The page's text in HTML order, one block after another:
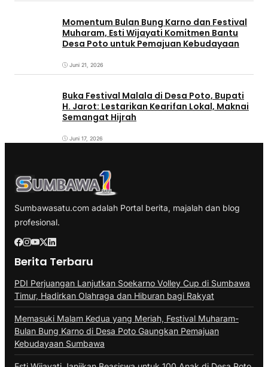
Momentum Bulan Bung Karno dan Festival
Muharam, Esti Wijayati Komitmen Bantu
Desa Poto untuk Pemajuan Kebudayaan
Juni 21, 2026
Buka Festival Malala di Desa Poto, Bupati
H. Jarot: Lestarikan Kearifan Lokal, Maknai
Semangat Hijrah
Juni 17, 2026
Sumbawasatu.com adalah Portal berita, majalah dan blog
profesional.
Berita Terbaru
PDI Perjuangan Lanjutkan Soekarno Volley Cup di Sumbawa
Timur, Hadirkan Olahraga dan Hiburan bagi Rakyat
Memasuki Malam Kedua yang Meriah, Festival Muharam-
Bulan Bung Karno di Desa Poto Gaungkan Pemajuan
Kebudayaan Sumbawa